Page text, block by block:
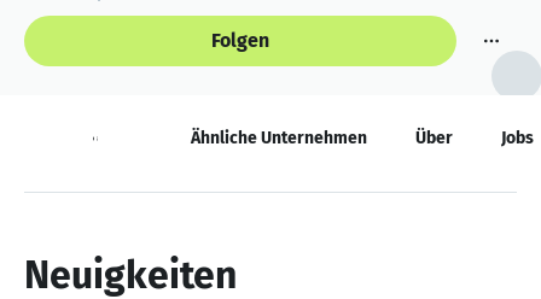
Folgen
Neuigkeiten Ähnliche Unternehmen Über Jobs
Neuigkeiten